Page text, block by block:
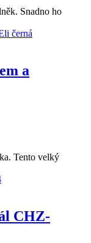
Snadno ho
a
Tento velký
CHZ-